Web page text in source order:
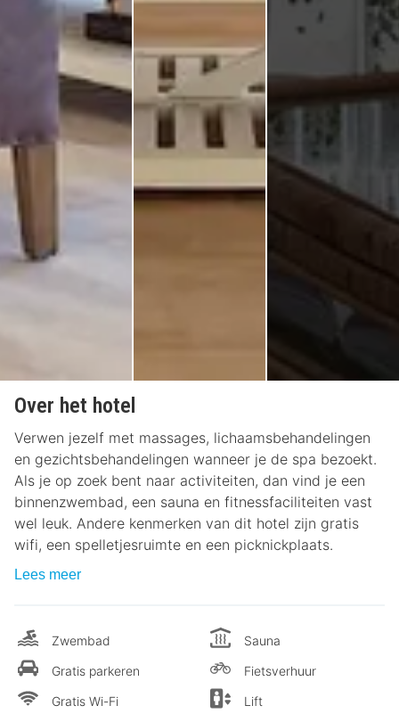
Over het hotel
Verwen jezelf met massages, lichaamsbehandelingen
en gezichtsbehandelingen wanneer je de spa bezoekt.
Als je op zoek bent naar activiteiten, dan vind je een
binnenzwembad, een sauna en fitnessfaciliteiten vast
wel leuk. Andere kenmerken van dit hotel zijn gratis
wifi, een spelletjesruimte en een picknickplaats.
Lees meer
Zwembad
Gratis parkeren
Gratis Wi-Fi
Sauna
Fietsverhuur
Lift